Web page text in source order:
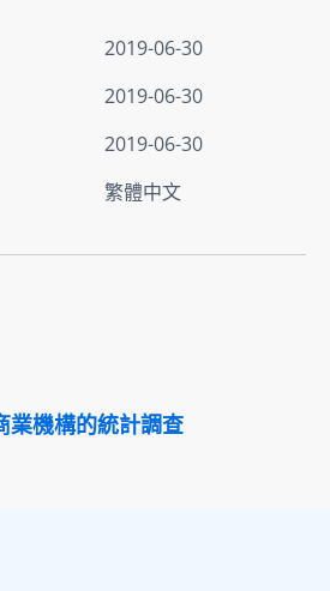
2019-06-30
2019-06-30
2019-06-30
繁體中文
業機構的統計調查